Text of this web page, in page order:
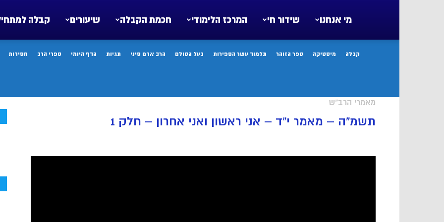
קבלה שיעורים חכמת הקבלה המרכז הלימודי שידור חי מי אנחנו
קבלה מיסטיקה ספר הזוהר תלמוד עשר הספירות בעל הסולם הרב אדם סיני תגיות הדף היומי ספרי הרב חסידות
מאמרי הרב"ש
תשמ”ה – מאמר י”ד – אני ראשון ואני אחרון – חלק 1